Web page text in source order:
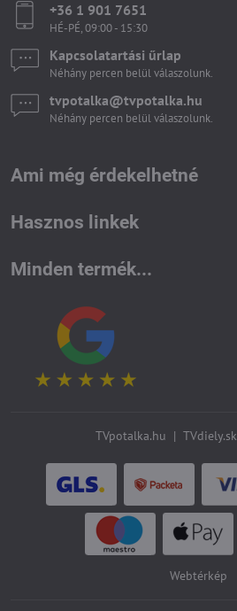
+36 1 901 7651
HÉ-PÉ, 09:00 - 15:30
Kapcsolatartási űrlap
Néhány percen belül válaszolunk.
tvpotalka​@tvpotalka​.hu
Néhány percen belül válaszolunk.
Ami még érdekelhetné
Hasznos linkek
Minden termék...
TVpotalka.hu | TVdiely.sk
Webtérkép